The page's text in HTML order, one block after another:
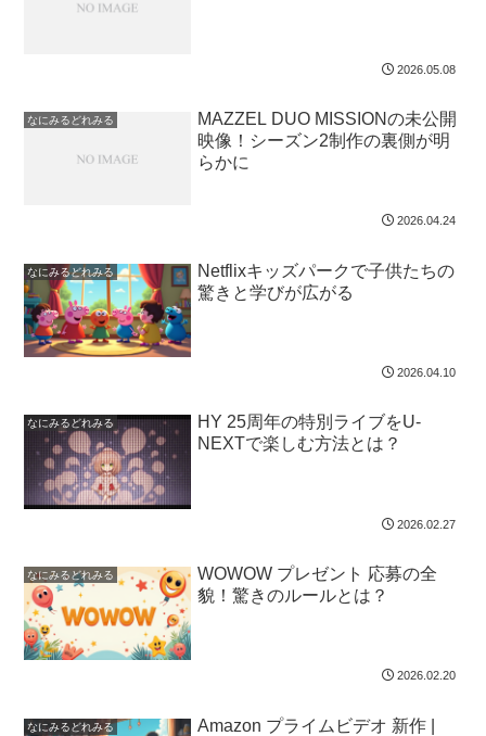
2026.05.08
なにみるどれみる
MAZZEL DUO MISSIONの未公開
映像！シーズン2制作の裏側が明
らかに
2026.04.24
なにみるどれみる
Netflixキッズパークで子供たちの
驚きと学びが広がる
2026.04.10
なにみるどれみる
HY 25周年の特別ライブをU-
NEXTで楽しむ方法とは？
2026.02.27
なにみるどれみる
WOWOW プレゼント 応募の全
貌！驚きのルールとは？
2026.02.20
なにみるどれみる
Amazon プライムビデオ 新作 |